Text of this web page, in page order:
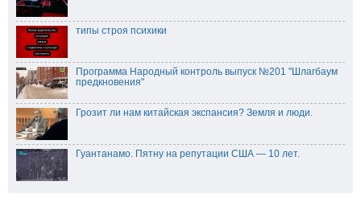
типы строя психики
Программа Народный контроль выпуск №201 "Шлагбаум
предкновения"
Грозит ли нам китайская экспансия? Земля и люди.
Гуантанамо. Пятну на репутации США — 10 лет.